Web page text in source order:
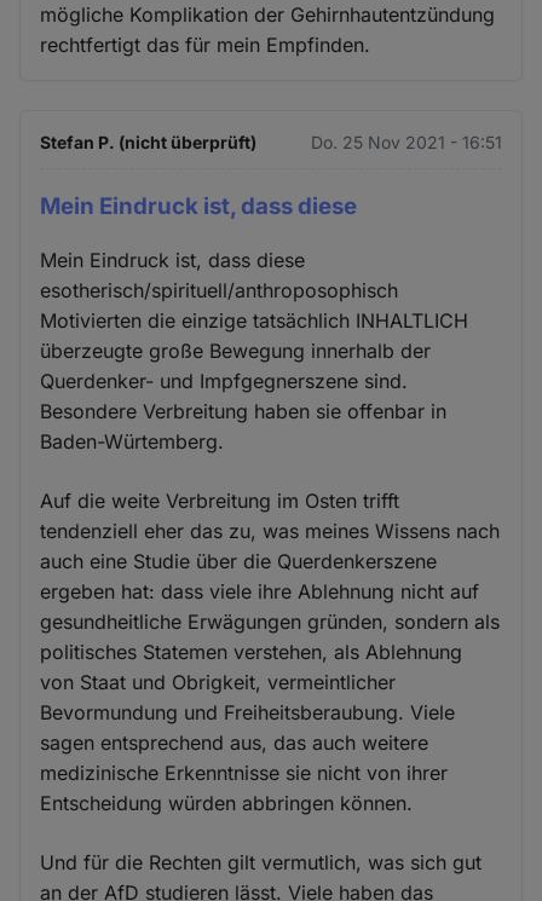
mögliche Komplikation der Gehirnhautentzündung
rechtfertigt das für mein Empfinden.
Stefan P. (nicht überprüft) Do. 25 Nov 2021 - 16:51
Mein Eindruck ist, dass diese
Mein Eindruck ist, dass diese
esotherisch/spirituell/anthroposophisch
Motivierten die einzige tatsächlich INHALTLICH
überzeugte große Bewegung innerhalb der
Querdenker- und Impfgegnerszene sind.
Besondere Verbreitung haben sie offenbar in
Baden-Würtemberg.
Auf die weite Verbreitung im Osten trifft
tendenziell eher das zu, was meines Wissens nach
auch eine Studie über die Querdenkerszene
ergeben hat: dass viele ihre Ablehnung nicht auf
gesundheitliche Erwägungen gründen, sondern als
politisches Statemen verstehen, als Ablehnung
von Staat und Obrigkeit, vermeintlicher
Bevormundung und Freiheitsberaubung. Viele
sagen entsprechend aus, das auch weitere
medizinische Erkenntnisse sie nicht von ihrer
Entscheidung würden abbringen können.
Und für die Rechten gilt vermutlich, was sich gut
an der AfD studieren lässt. Viele haben das